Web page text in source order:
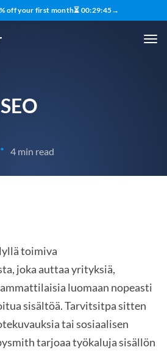
off your first month⏳ 00:29:44→
• 4 min read
toimiva
joka auttaa yrityksiä,
luomaan nopeasti
sisältöä. Tarvitsitpa sitten
tai sosiaalisen
tarjoaa työkaluja sisällön